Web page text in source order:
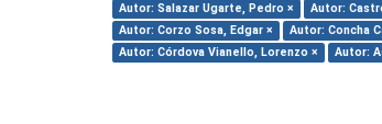
Autor: Salazar Ugarte, Pedro ×
Autor:
Autor: Corzo Sosa, Edgar ×
Autor: Concha
Autor: Córdova Vianello, Lorenzo ×
Autor: